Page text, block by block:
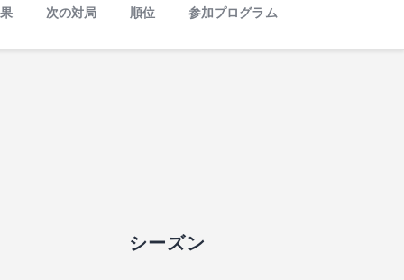
次の対局 順位 参加プログラム
シーズン